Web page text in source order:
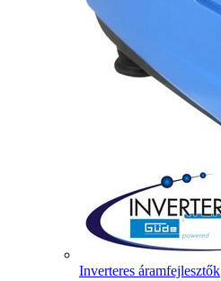
Inverteres áramfejlesztők